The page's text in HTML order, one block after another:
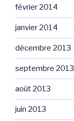
février 2014
janvier 2014
décembre 2013
septembre 2013
août 2013
juin 2013